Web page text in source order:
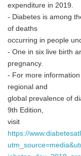
expenditure in 2019.
- Diabetes is among
of deaths
occurring in people
- One in six live birth
pregnancy.
- For more
regional and
global prevalence of
9th Edition,
visit
https://